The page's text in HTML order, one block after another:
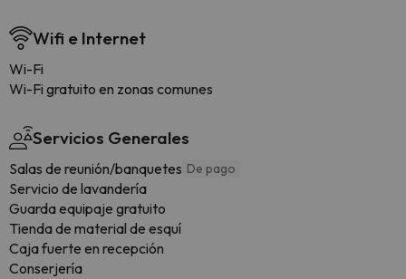
Wifi e Internet
Wi-Fi
Wi-Fi gratuito en zonas comunes
Servicios Generales
Salas de reunión/banquetes De pago
Servicio de lavandería
Guarda equipaje gratuito
Tienda de material de esquí
Caja fuerte en recepción
Conserjería